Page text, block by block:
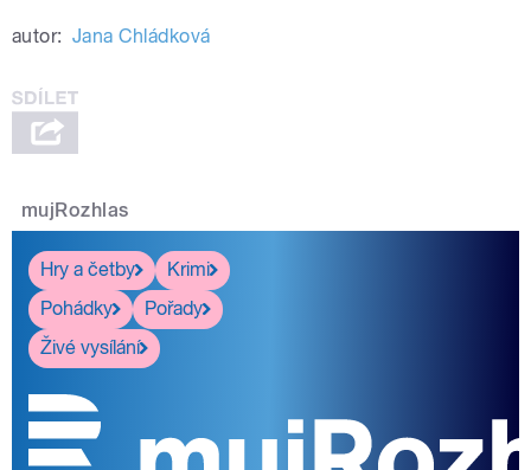
autor: Jana Chládková
mujRozhlas
Hry a četby
Krimi
Pohádky
Pořady
Živé vysílání